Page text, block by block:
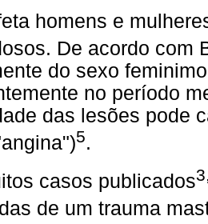
homens e
De acordo com
do sexo
no período
das lesões pode
5.
casos publicados
de um trauma